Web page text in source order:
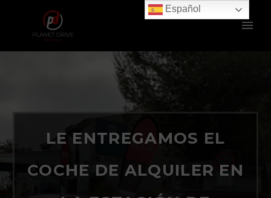
LE ENTREGAMOS EL
COCHE DE ALQUILER EN
Español